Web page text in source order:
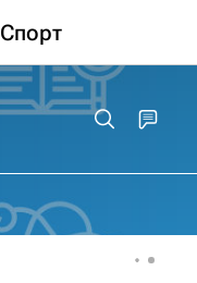
Спорт